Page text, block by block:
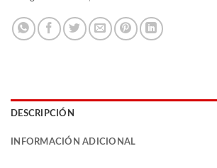
DESCRIPCIÓN
INFORMACIÓN ADICIONAL